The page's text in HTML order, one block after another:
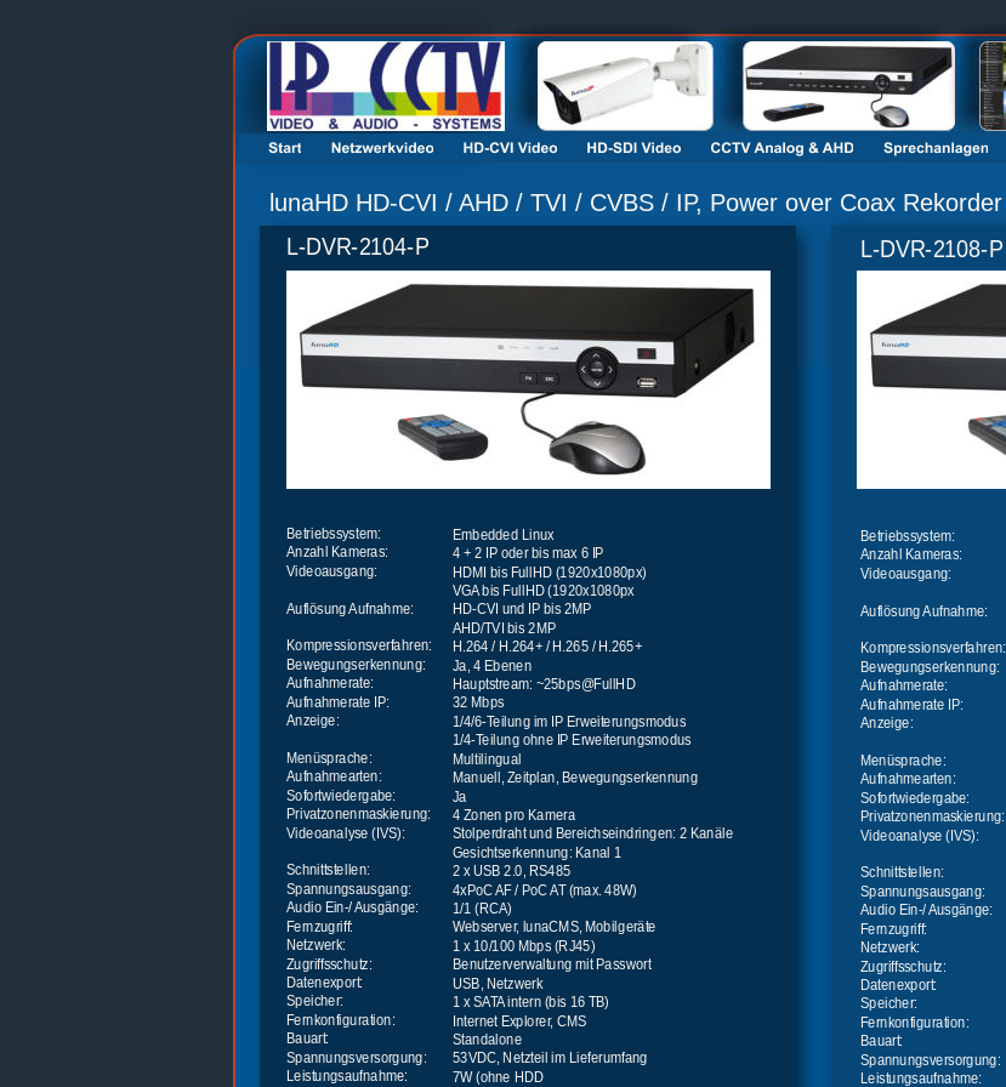
L-DVR-2104-P
Betriebssystem:
Anzahl Kameras:
Videoausgang:
Auflösung Aufnahme:
Kompressionsverfahren:
Bewegungserkennung:
Aufnahmerate:
Aufnahmerate IP:
Anzeige:
Menüsprache:
Aufnahmearten:
Sofortwiedergabe:
Privatzonenmaskierung:
Videoanalyse (IVS):
Schnittstellen:
Spannungsausgang:
Audio Ein-/ Ausgänge:
Fernzugriff:
Netzwerk:
Zugriffsschutz:
Datenexport:
Speicher:
Fernkonfiguration:
Bauart:
Spannungsversorgung:
Leistungsaufnahme:
Embedded Linux
4 + 2 IP oder bis max 6 IP
HDMI bis FullHD (1920x1080px)
VGA bis FullHD (1920x1080px
HD-CVI und IP bis 2MP
AHD/TVI bis 2MP
H.264 / H.264+ / H.265 / H.265+
Ja, 4 Ebenen
Hauptstream: ~25bps@FullHD
32 Mbps
1/4/6-Teilung im IP Erweiterungsmodus
1/4-Teilung ohne IP Erweiterungsmodus
Multilingual
Manuell, Zeitplan, Bewegungserkennung
Ja
4 Zonen pro Kamera
Stolperdraht und Bereichseindringen: 2 Kanäle
Gesichtserkennung: Kanal 1
2 x USB 2.0, RS485
4xPoC AF / PoC AT (max. 48W)
1/1 (RCA)
Webserver, lunaCMS, Mobilgeräte
1 x 10/100 Mbps (RJ45)
Benutzerverwaltung mit Passwort
USB, Netzwerk
1 x SATA intern (bis 16 TB)
Internet Explorer, CMS
Standalone
53VDC, Netzteil im Lieferumfang
7W (ohne HDD
L-DVR-2108-P
Betriebssystem:
Anzahl Kameras:
Videoausgang:
Auflösung Aufnahme:
Kompressionsverfahren:
Bewegungserkennung:
Aufnahmerate:
Aufnahmerate IP:
Anzeige:
Menüsprache:
Aufnahmearten:
Sofortwiedergabe:
Privatzonenmaskierung:
Videoanalyse (IVS):
Schnittstellen:
Spannungsausgang:
Audio Ein-/ Ausgänge:
Fernzugriff:
Netzwerk:
Zugriffsschutz:
Datenexport:
Speicher:
Fernkonfiguration:
Bauart:
Spannungsversorgung:
Leistungsaufnahme:
lunaHD HD-CVI / AHD / TVI / CVBS / IP, Power over Coax Rekorder